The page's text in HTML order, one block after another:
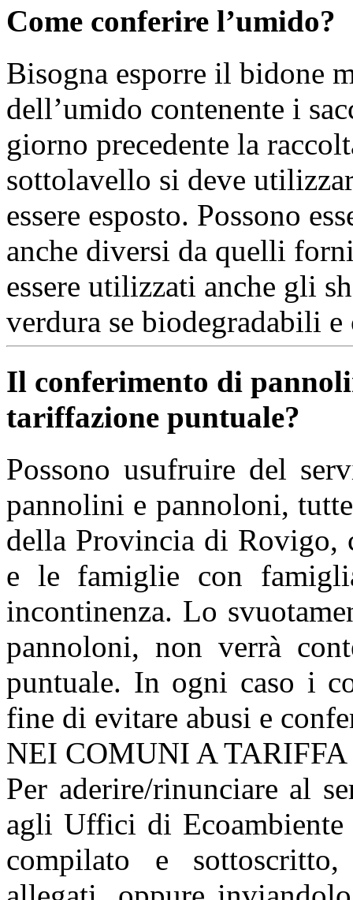
Come conferire l’umido?
Bisogna esporre il bidone
dell’umido contenente i
giorno precedente la
sottolavello si deve
essere esposto. Possono
anche diversi da quelli
essere utilizzati anche gli
verdura se biodegradabili
Il conferimento di
tariffazione puntuale?
Possono usufruire del
pannolini e pannoloni,
della Provincia di Rovigo,
e le famiglie con
incontinenza. Lo
pannoloni, non verrà
puntuale. In ogni caso i
fine di evitare abusi e
NEI COMUNI A
Per aderire/rinunciare al
agli Uffici di
compilato e